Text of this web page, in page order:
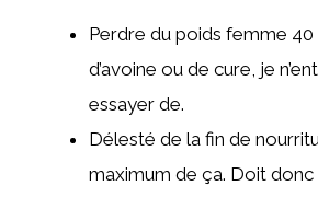
Perdre du poids femme
d’avoine ou de cure, je
essayer de.
Délesté de la fin de
maximum de ça. Doit